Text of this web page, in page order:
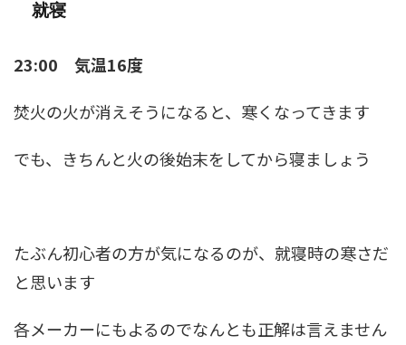
就寝
23:00 気温16度
焚火の火が消えそうになると、寒くなってきます
でも、きちんと火の後始末をしてから寝ましょう
たぶん初心者の方が気になるのが、就寝時の寒さだ
と思います
各メーカーにもよるのでなんとも正解は言えません